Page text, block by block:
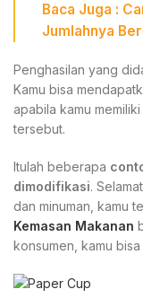
Baca Juga :
Jumlahnya
Penghasilan yang
Kamu bisa
apabila kamu
tersebut.
Itulah beberapa
dimodifikasi.
dan minuman, kamu
Kemasan Makanan
konsumen, kamu